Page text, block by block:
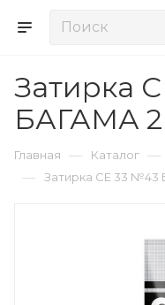
Затирка
БАГАМА
Главная — Каталог —
— Затирка СЕ 33 №43